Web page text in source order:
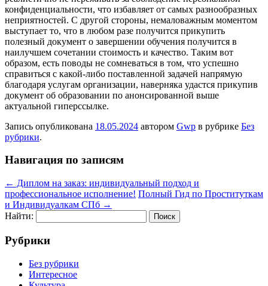
конфиденциальности, что избавляет от самых разнообразных
неприятностей. С другой стороны, немаловажным моментом
выступает то, что в любом разе получится прикупить
полезный документ о завершении обучения получится в
наилучшем сочетании стоимость и качество. Таким вот
образом, есть поводы не сомневаться в том, что успешно
справиться с какой-либо поставленной задачей напрямую
благодаря услугам организации, наверняка удастся прикупив
документ об образовании по анонсированной выше
актуальной гиперссылке.
Запись опубликована 18.05.2024 автором Gwp в рубрике Без
рубрики.
Навигация по записям
← Диплом на заказ: индивидуальный подход и
профессиональное исполнение! Полный Гид по Проституткам
и Индивидуалкам СПб →
Найти:
Рубрики
Без рубрики
Интересное